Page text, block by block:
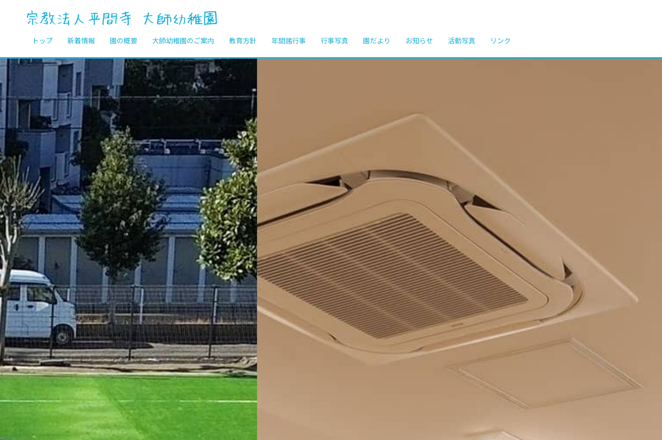
トップ 新着情報 園の概要 大師幼稚園のご案内 教育方針 年間諸行事 行事写真 園だより お知らせ 活動写真 リンク